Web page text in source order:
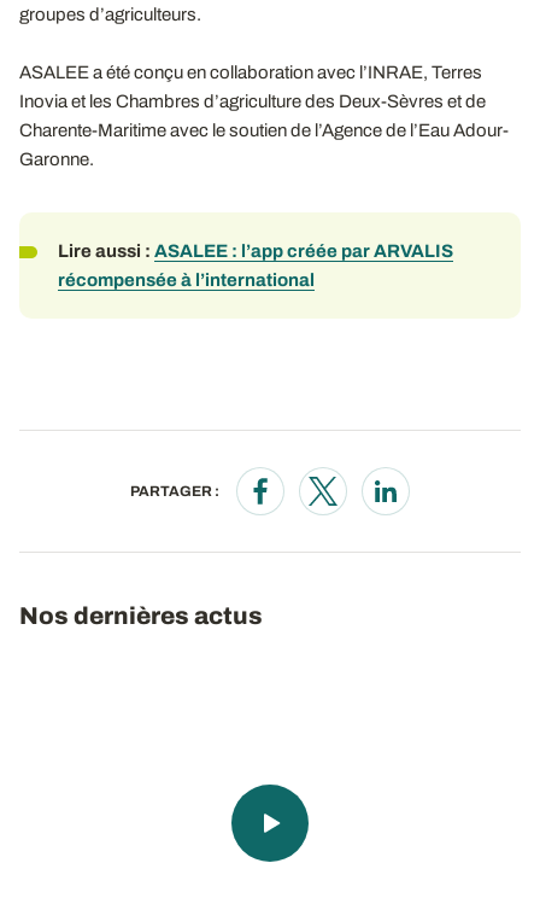
groupes d’agriculteurs.
ASALEE a été conçu en collaboration avec l’INRAE, Terres
Inovia et les Chambres d’agriculture des Deux-Sèvres et de
Charente-Maritime avec le soutien de l’Agence de l’Eau Adour-
Garonne.
Lire aussi : ASALEE : l’app créée par ARVALIS
récompensée à l’international
PARTAGER :
Opens in a new window
Opens in a new window
Opens in a new
Nos dernières actus